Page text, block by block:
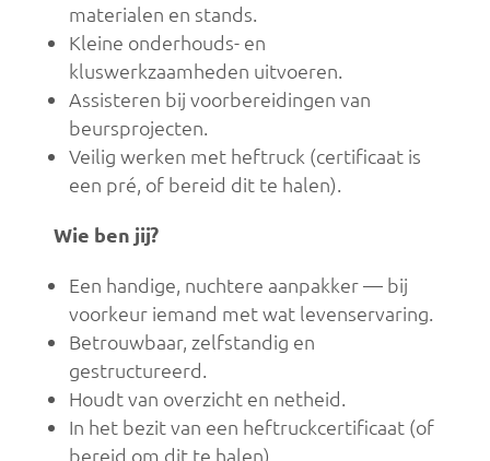
materialen en stands.
Kleine onderhouds- en
kluswerkzaamheden uitvoeren.
Assisteren bij voorbereidingen van
beursprojecten.
Veilig werken met heftruck (certificaat is
een pré, of bereid dit te halen).
Wie ben jij?
Een handige, nuchtere aanpakker — bij
voorkeur iemand met wat levenservaring.
Betrouwbaar, zelfstandig en
gestructureerd.
Houdt van overzicht en netheid.
In het bezit van een heftruckcertificaat (of
bereid om dit te halen).